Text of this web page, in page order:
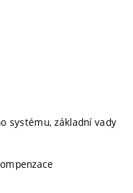
systému, základní vady